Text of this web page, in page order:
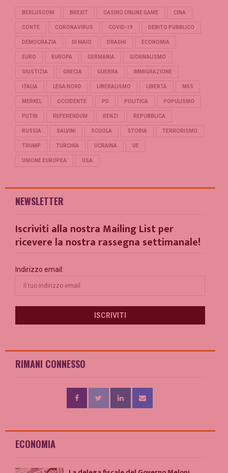
BERLUSCONI BREXIT CASINO ONLINE GAME CINA
CONTE CORONAVIRUS COVID-19 DEBITO PUBBLICO
DEMOCRAZIA DI MAIO DRAGHI ECONOMIA
EURO EUROPA GERMANIA GIORNALISMO
GIUSTIZIA GRECIA GUERRA IMMIGRAZIONE
ITALIA LEGA NORD LIBERALISMO LIBERTÀ M5S
MERKEL OCCIDENTE PD POLITICA POPULISMO
PUTIN REFERENDUM RENZI REPUBBLICA
RUSSIA SALVINI SCUOLA STORIA TERRORISMO
TRUMP TURCHIA UCRAINA UE
UNIONE EUROPEA USA
NEWSLETTER
Iscriviti alla nostra Mailing List per
ricevere la nostra rassegna settimanale!
Indirizzo email:
RIMANI CONNESSO
ECONOMIA